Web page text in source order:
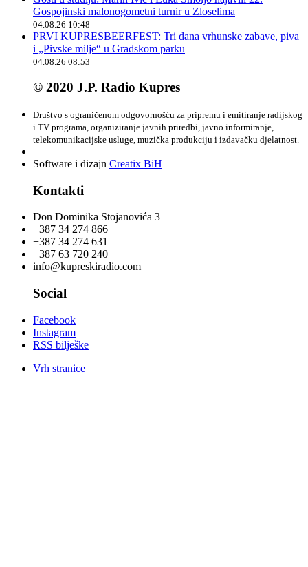
Gospojinski malonogometni turnir u Zloselima
04.08.26 10:48
PRVI KUPRESBEERFEST: Tri dana vrhunske zabave, piva
i „Pivske milje“ u Gradskom parku
04.08.26 08:53
© 2020 J.P. Radio Kupres
Društvo s ograničenom odgovornošću za pripremu i emitiranje radijskog
i TV programa, organiziranje javnih priredbi, javno informiranje,
telekomunikacijske usluge, muzička produkciju i izdavačku djelatnost.
Software i dizajn Creatix BiH
Kontakti
Don Dominika Stojanovića 3
+387 34 274 866
+387 34 274 631
+387 63 720 240
info@kupreskiradio.com
Social
Facebook
Instagram
RSS bilješke
Vrh stranice